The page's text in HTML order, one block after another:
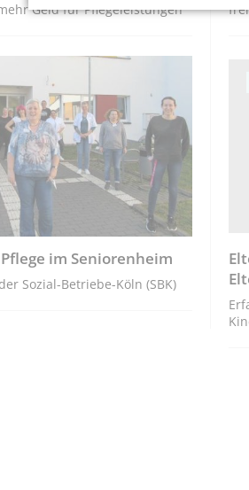
Geld für Pflegeleistungen
im Seniorenheim
Sozial-Betriebe-Köln (SBK)